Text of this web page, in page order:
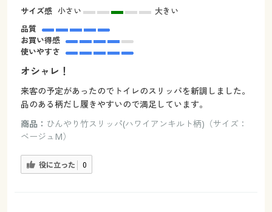
サイズ感 小さい
大きい
品質
お買い得感
使いやすさ
オシャレ！
来客の予定があったのでトイレのスリッパを新調しました。
品のある柄だし履きやすいので満足しています。
商品： ひんやり竹スリッパ(ハワイアンキルト柄)（サイズ：
ベージュM）
役に立った 0